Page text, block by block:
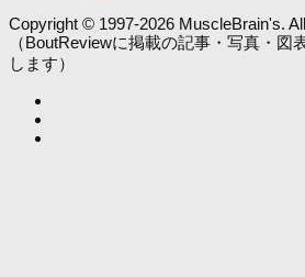
Copyright © 1997-2026 MuscleBrain's.
（BoutReviewに掲載の記事・写真・図
します）